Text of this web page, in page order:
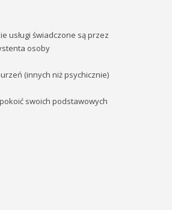
usługi świadczone są przez
osoby
(innych niż psychicznie)
swoich podstawowych